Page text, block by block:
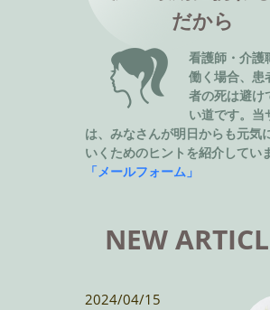
だから
看護師・介護
働く場合、患
者の死は避け
い道です。当
は、みなさんが明日からも元気
いくためのヒントを紹介してい
「メールフォーム」
NEW
2024/04/15